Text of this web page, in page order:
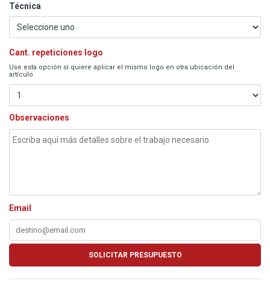
Técnica
Cant. repeticiones logo
Use esta opción si quiere aplicar el mismo logo en otra ubicación del
artículo
Observaciones
Email